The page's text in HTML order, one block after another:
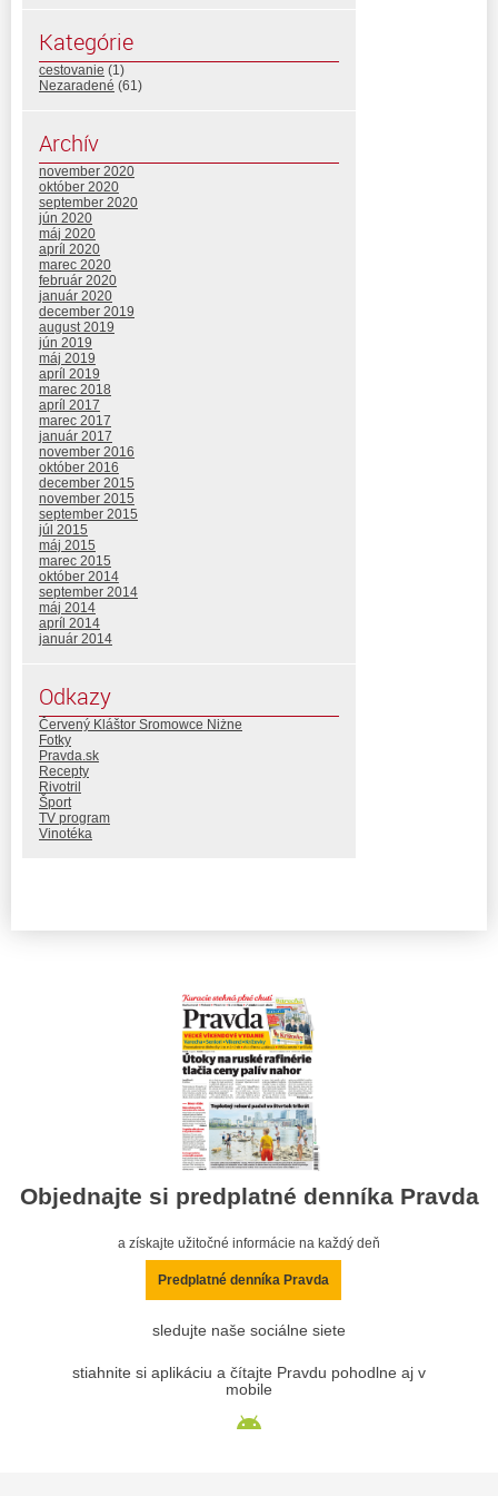
Kategórie
cestovanie (1)
Nezaradené (61)
Archív
november 2020
október 2020
september 2020
jún 2020
máj 2020
apríl 2020
marec 2020
február 2020
január 2020
december 2019
august 2019
jún 2019
máj 2019
apríl 2019
marec 2018
apríl 2017
marec 2017
január 2017
november 2016
október 2016
december 2015
november 2015
september 2015
júl 2015
máj 2015
marec 2015
október 2014
september 2014
máj 2014
apríl 2014
január 2014
Odkazy
Červený Kláštor Sromowce Niżne
Fotky
Pravda.sk
Recepty
Rivotril
Šport
TV program
Vinotéka
Objednajte si predplatné denníka Pravda
a získajte užitočné informácie na každý deň
Predplatné denníka Pravda
sledujte naše sociálne siete
stiahnite si aplikáciu a čítajte Pravdu pohodlne aj v
mobile